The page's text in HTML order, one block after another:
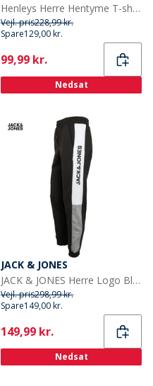
Henleys Herre Hentyme T-shirts Sort
Vejl. pris228,99 kr.
Spare129,00 kr.
Current
99,99 kr.
Nedsat
JACK & JONES
JACK & JONES Herre Logo Blocking Joggingbukser Sort
Vejl. pris298,99 kr.
Spare149,00 kr.
Current
149,99 kr.
Nedsat